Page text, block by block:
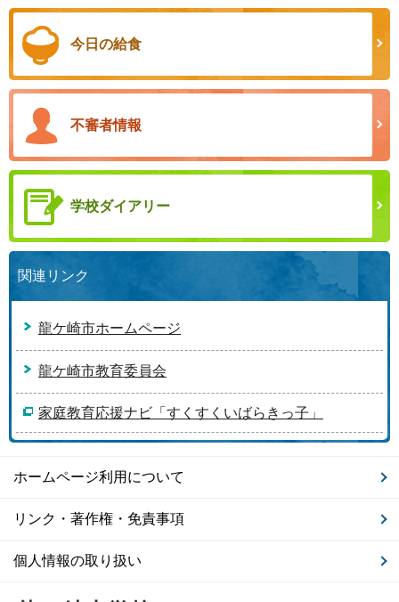
今日の給食
不審者情報
学校ダイアリー
関連リンク
龍ケ崎市ホームページ
龍ケ崎市教育委員会
家庭教育応援ナビ「すくすくいばらきっ子」
ホームページ利用について
リンク・著作権・免責事項
個人情報の取り扱い